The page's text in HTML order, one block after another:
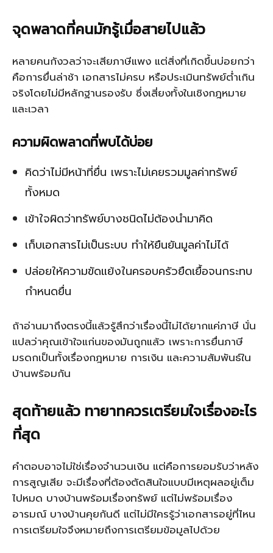
จุดพลาดที่คนมักรู้เมื่อสายไปแล้ว
หลายคนกังวลว่าจะเสียภาษีแพง แต่สิ่งที่เกิดขึ้นบ่อยกว่า
คือการยื่นล่าช้า เอกสารไม่ครบ หรือประเมินทรัพย์ต่ำเกิน
จริงโดยไม่มีหลักฐานรองรับ ซึ่งเสี่ยงทั้งในเชิงกฎหมาย
และเวลา
ความผิดพลาดที่พบได้บ่อย
คิดว่าไม่มีหน้าที่ยื่น เพราะไม่เคยรวมมูลค่าทรัพย์
ทั้งหมด
เข้าใจผิดว่าทรัพย์บางชนิดไม่ต้องนำมาคิด
เก็บเอกสารไม่เป็นระบบ ทำให้ยืนยันมูลค่าไม่ได้
ปล่อยให้ความขัดแย้งในครอบครัวยืดเยื้อจนกระทบ
กำหนดยื่น
ถ้าอ่านมาถึงตรงนี้แล้วรู้สึกว่าเรื่องนี้ไม่ได้ยากแค่ภาษี นั่น
แปลว่าคุณเข้าใจแก่นของมันถูกแล้ว เพราะการยื่นภาษี
มรดกเป็นทั้งเรื่องกฎหมาย การเงิน และความสัมพันธ์ใน
บ้านพร้อมกัน
สุดท้ายแล้ว ทายาทควรเตรียมใจเรื่องอะไร
ที่สุด
คำตอบอาจไม่ใช่เรื่องจำนวนเงิน แต่คือการยอมรับว่าหลัง
การสูญเสีย จะมีเรื่องที่ต้องตัดสินใจแบบมีเหตุผลอยู่เต็ม
ไปหมด บางบ้านพร้อมเรื่องทรัพย์ แต่ไม่พร้อมเรื่อง
อารมณ์ บางบ้านคุยกันดี แต่ไม่มีใครรู้ว่าเอกสารอยู่ที่ไหน
การเตรียมใจจึงหมายถึงการเตรียมข้อมูลไปด้วย